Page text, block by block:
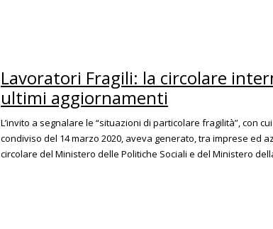
Lavoratori Fragili: la circolare
ultimi aggiornamenti
L’invito a segnalare le “situazioni di particolare fragilità”, con
condiviso del 14 marzo 2020, aveva generato, tra imprese ed
circolare del Ministero delle Politiche Sociali e del Ministero